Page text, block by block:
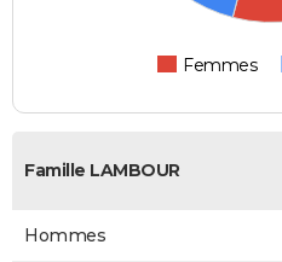
Femmes
Famille LAMBOUR
Hommes